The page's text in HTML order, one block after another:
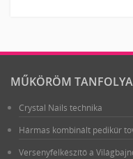
MŰKÖRÖM
Crystal Nails technika
Hármas kombinált pedikűr
Versenyfelkészítő a